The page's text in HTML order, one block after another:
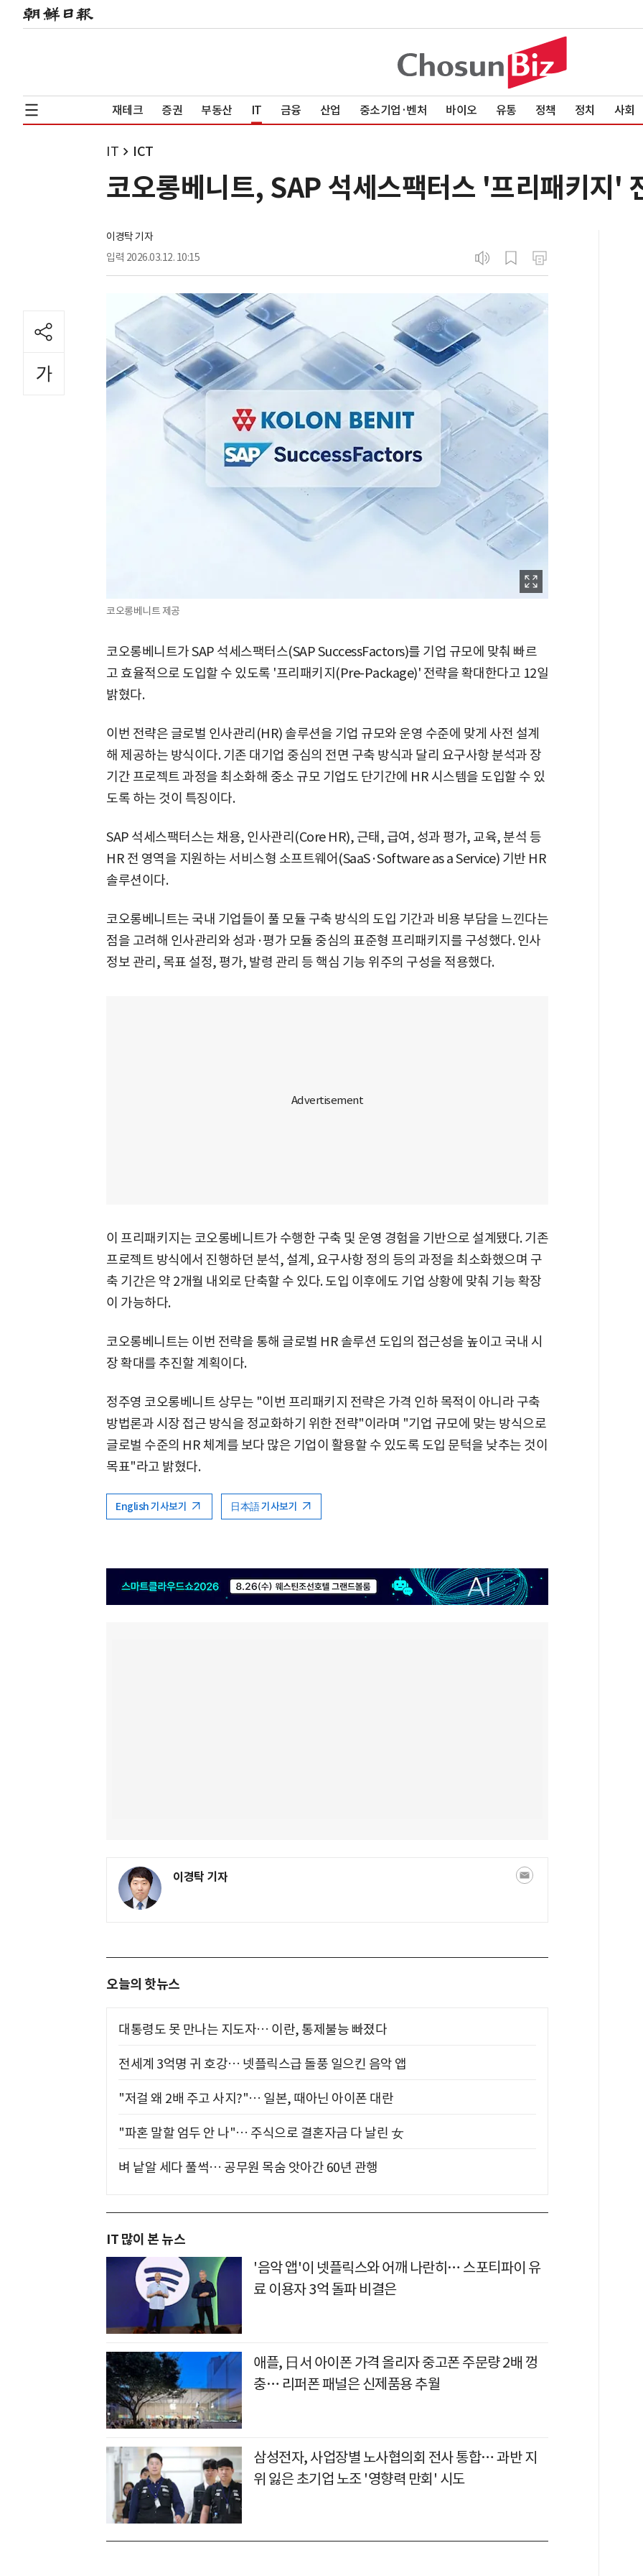
재테크 증권 부동산 IT 금융 산업 중소기업·벤처 바이오 유통 정책 정치 사회
IT ICT
코오롱베니트, SAP 석세스팩터스 '프리패키지'
이경탁 기자
입력 2026.03.12. 10:15
코오롱베니트 제공
코오롱베니트가 SAP 석세스팩터스(SAP SuccessFactors)를 기업 규모에 맞춰 빠르
고 효율적으로 도입할 수 있도록 '프리패키지(Pre-Package)' 전략을 확대한다고 12일
밝혔다.
이번 전략은 글로벌 인사관리(HR) 솔루션을 기업 규모와 운영 수준에 맞게 사전 설계
해 제공하는 방식이다. 기존 대기업 중심의 전면 구축 방식과 달리 요구사항 분석과 장
기간 프로젝트 과정을 최소화해 중소 규모 기업도 단기간에 HR 시스템을 도입할 수 있
도록 하는 것이 특징이다.
SAP 석세스팩터스는 채용, 인사관리(Core HR), 근태, 급여, 성과 평가, 교육, 분석 등
HR 전 영역을 지원하는 서비스형 소프트웨어(SaaS·Software as a Service) 기반 HR
솔루션이다.
코오롱베니트는 국내 기업들이 풀 모듈 구축 방식의 도입 기간과 비용 부담을 느낀다는
점을 고려해 인사관리와 성과·평가 모듈 중심의 표준형 프리패키지를 구성했다. 인사
정보 관리, 목표 설정, 평가, 발령 관리 등 핵심 기능 위주의 구성을 적용했다.
이 프리패키지는 코오롱베니트가 수행한 구축 및 운영 경험을 기반으로 설계됐다. 기존
프로젝트 방식에서 진행하던 분석, 설계, 요구사항 정의 등의 과정을 최소화했으며 구
축 기간은 약 2개월 내외로 단축할 수 있다. 도입 이후에도 기업 상황에 맞춰 기능 확장
이 가능하다.
코오롱베니트는 이번 전략을 통해 글로벌 HR 솔루션 도입의 접근성을 높이고 국내 시
장 확대를 추진할 계획이다.
정주영 코오롱베니트 상무는 "이번 프리패키지 전략은 가격 인하 목적이 아니라 구축
방법론과 시장 접근 방식을 정교화하기 위한 전략"이라며 "기업 규모에 맞는 방식으로
글로벌 수준의 HR 체계를 보다 많은 기업이 활용할 수 있도록 도입 문턱을 낮추는 것이
목표"라고 밝혔다.
English 기사보기 日本語 기사보기
이경탁 기자
오늘의 핫뉴스
대통령도 못 만나는 지도자… 이란, 통제불능 빠졌다
전세계 3억명 귀 호강… 넷플릭스급 돌풍 일으킨 음악 앱
"저걸 왜 2배 주고 사지?"… 일본, 때아닌 아이폰 대란
"파혼 말할 엄두 안 나"… 주식으로 결혼자금 다 날린 女
벼 낱알 세다 풀썩… 공무원 목숨 앗아간 60년 관행
IT 많이 본 뉴스
'음악 앱'이 넷플릭스와 어깨 나란히… 스포티파이 유
료 이용자 3억 돌파 비결은
애플, 日서 아이폰 가격 올리자 중고폰 주문량 2배 껑
충… 리퍼폰 패널은 신제품용 추월
삼성전자, 사업장별 노사협의회 전사 통합… 과반 지
위 잃은 초기업 노조 '영향력 만회' 시도